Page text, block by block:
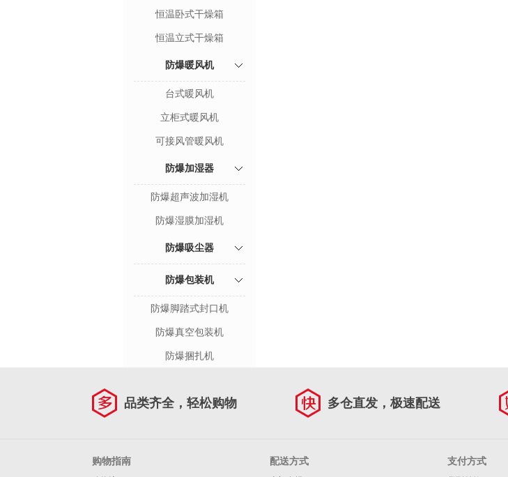
恒温卧式干燥箱
恒温立式干燥箱
防爆暖风机
台式暖风机
立柜式暖风机
可接风管暖风机
防爆加湿器
防爆超声波加湿机
防爆湿膜加湿机
防爆吸尘器
防爆包装机
防爆脚踏式封口机
防爆真空包装机
防爆捆扎机
品类齐全，轻松购物 多仓直发，极速配送
购物指南 配送方式 支付方式